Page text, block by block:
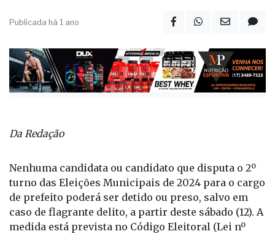
Publicada há 1 ano
Da Redação
Nenhuma candidata ou candidato que disputa o 2º
turno das Eleições Municipais de 2024 para o cargo
de prefeito poderá ser detido ou preso, salvo em
caso de flagrante delito, a partir deste sábado (12). A
medida está prevista no Código Eleitoral (Lei nº